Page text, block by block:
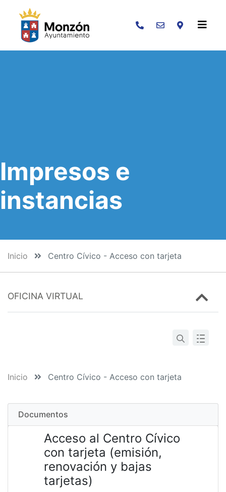
Buscar
Impresos e
instancias
Inicio Centro Cívico - Acceso con tarjeta
OFICINA VIRTUAL
Inicio Centro Cívico - Acceso con tarjeta
Documentos
Acceso al Centro Cívico
con tarjeta (emisión,
renovación y bajas
tarjetas)